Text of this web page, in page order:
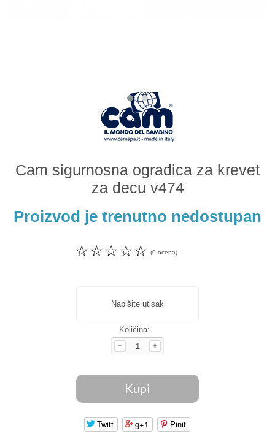
Cam sigurnosna ogradica za krevet
za decu v474
Proizvod je trenutno nedostupan
☆
☆
☆
☆
☆ (0 ocena)
Napišite utisak
Količina:
Twitt g+1 Pinit